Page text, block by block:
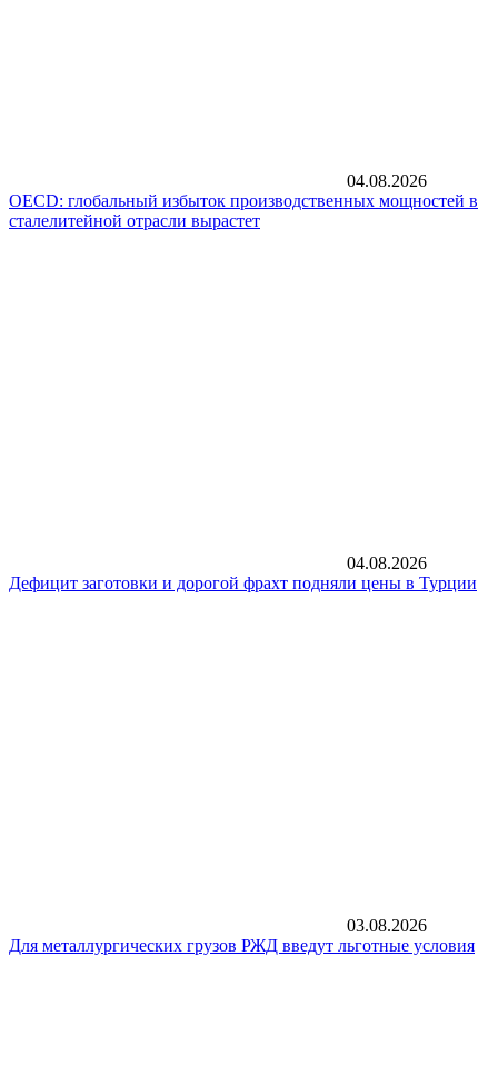
04.08.2026
OECD: глобальный избыток производственных мощностей в
сталелитейной отрасли вырастет
04.08.2026
Дефицит заготовки и дорогой фрахт подняли цены в Турции
03.08.2026
Для металлургических грузов РЖД введут льготные условия